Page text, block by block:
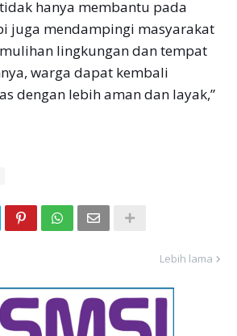
hanya membantu pada
juga mendampingi masyarakat
lingkungan dan tempat
warga dapat kembali
dengan lebih aman dan layak,”
Lebih lama